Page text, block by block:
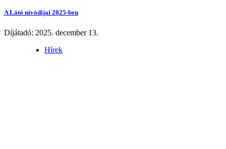
A Látó nívódíjai 2025-ben
Díjátadó: 2025. december 13.
Hírek